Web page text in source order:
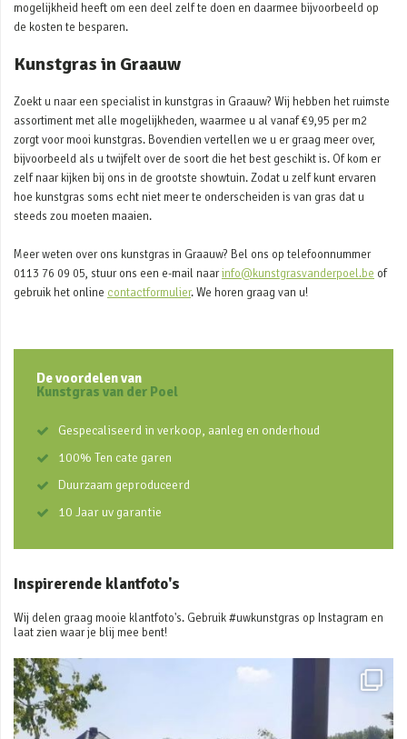
mogelijkheid heeft om een deel zelf te doen en daarmee bijvoorbeeld op
de kosten te besparen.
Kunstgras in Graauw
Zoekt u naar een specialist in kunstgras in Graauw? Wij hebben het ruimste
assortiment met alle mogelijkheden, waarmee u al vanaf €9,95 per m2
zorgt voor mooi kunstgras. Bovendien vertellen we u er graag meer over,
bijvoorbeeld als u twijfelt over de soort die het best geschikt is. Of kom er
zelf naar kijken bij ons in de grootste showtuin. Zodat u zelf kunt ervaren
hoe kunstgras soms echt niet meer te onderscheiden is van gras dat u
steeds zou moeten maaien.
Meer weten over ons kunstgras in Graauw? Bel ons op telefoonnummer
0113 76 09 05, stuur ons een e-mail naarinfo@kunstgrasvanderpoel.be of
gebruik het online contactformulier. We horen graag van u!
De voordelen van
Kunstgras van der Poel
Gespecaliseerd in verkoop, aanleg en onderhoud
100% Ten cate garen
Duurzaam geproduceerd
10 Jaar uv garantie
Inspirerende klantfoto's
Wij delen graag mooie klantfoto's. Gebruik #uwkunstgras op Instagram en
laat zien waar je blij mee bent!